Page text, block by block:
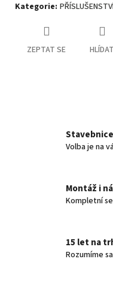
Kategorie:
ZEPTAT SE HLÍDAT
Volba je na
Montáž i
Kompletní
15 let na
Rozumíme